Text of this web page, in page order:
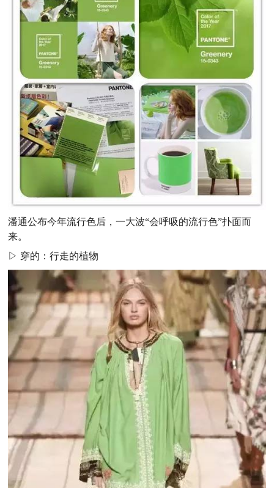
潘通公布今年流行色后，一大波“会呼吸的流行色”扑面而
来。
▷ 穿的：行走的植物